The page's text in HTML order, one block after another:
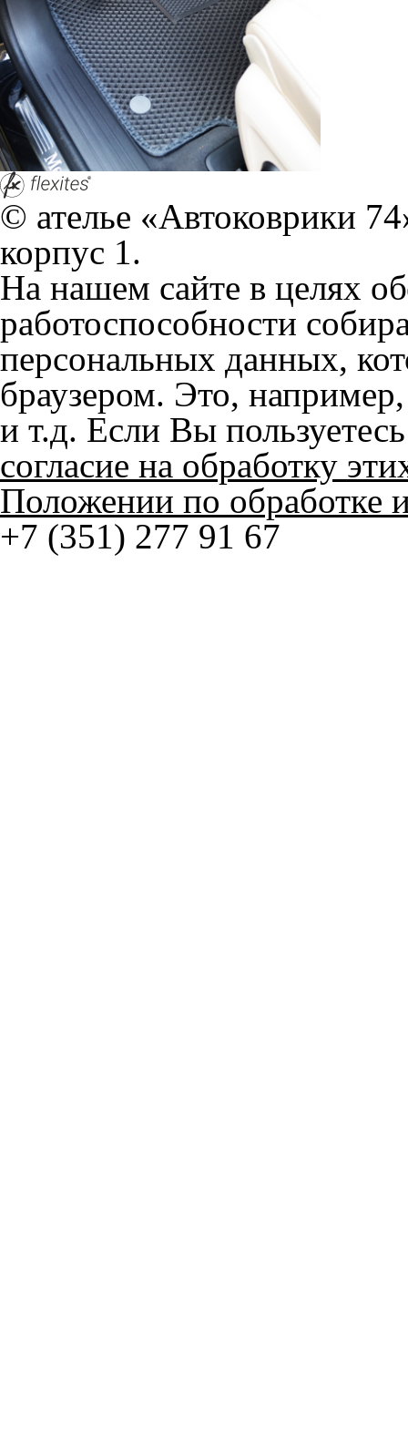
работоспособности
персональных данных,
браузером. Это,
и т.д. Если Вы
согласие на обработку
Положении по обработке
+7 (351) 277 91 67